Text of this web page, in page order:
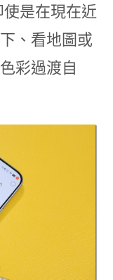
是在現在近
、看地圖或
彩過渡自